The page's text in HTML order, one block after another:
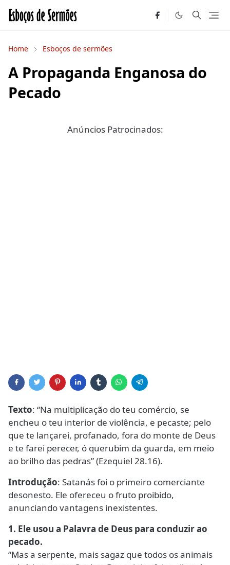
Home Esboços de sermões
A Propaganda Enganosa do
Pecado
Anúncios Patrocinados:
Texto: “Na multiplicação do teu comércio, se
encheu o teu interior de violência, e pecaste; pelo
que te lançarei, profanado, fora do monte de Deus
e te farei perecer, ó querubim da guarda, em meio
ao brilho das pedras” (Ezequiel 28.16).
Introdução: Satanás foi o primeiro comerciante
desonesto. Ele ofereceu o fruto proibido,
anunciando vantagens inexistentes.
1. Ele usou a Palavra de Deus para conduzir ao
pecado.
“Mas a serpente, mais sagaz que todos os animais